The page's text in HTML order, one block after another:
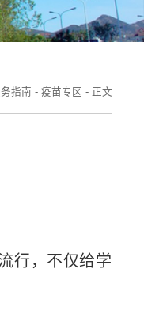
指南 - 疫苗专区 - 正文
行，不仅给学